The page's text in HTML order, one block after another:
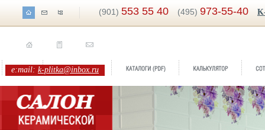
(901) 553 55 40 (495) 973-55-40
e:mail: k-plitka@inbox.ru